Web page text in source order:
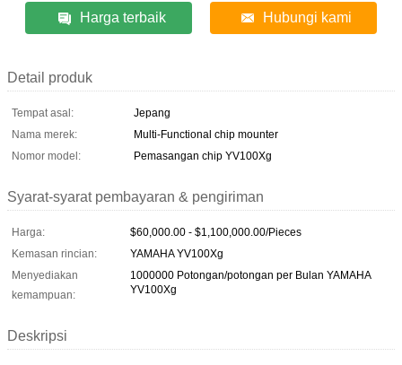
Harga terbaik Hubungi kami
Detail produk
Tempat asal:
Jepang
Nama merek:
Multi-Functional chip mounter
Nomor model:
Pemasangan chip YV100Xg
Syarat-syarat pembayaran & pengiriman
Harga:
$60,000.00 - $1,100,000.00/Pieces
Kemasan rincian:
YAMAHA YV100Xg
Menyediakan
kemampuan:
1000000 Potongan/potongan per Bulan YAMAHA
YV100Xg
Deskripsi